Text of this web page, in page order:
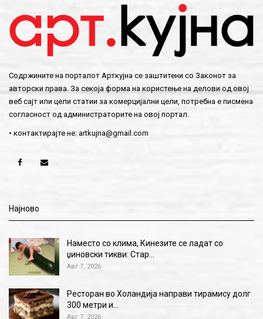
Содржините на порталот Арткујна се заштитени со Законот за
авторски права. За секоја форма на користење на делови од овој
веб сајт или цели статии за комерцијални цели, потребна е писмена
согласност од администраторите на овој портал.
• контактирајте не: artkujna@gmail.com
Најново
Наместо со клима, Кинезите се ладат со
џиновски тикви: Стар…
Авг 7, 2026
Ресторан во Холандија направи тирамису долг
300 метри и…
Авг 7, 2026